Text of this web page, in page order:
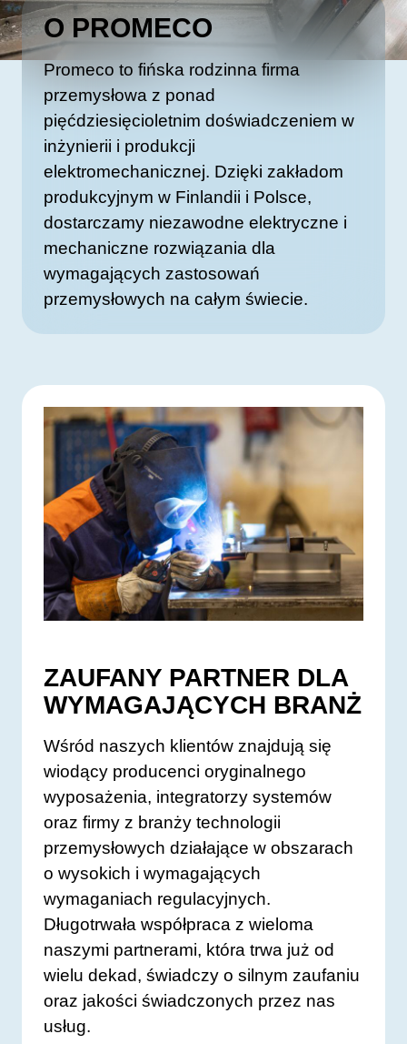
O PROMECO
Promeco to fińska rodzinna firma
przemysłowa z ponad
pięćdziesięcioletnim doświadczeniem w
inżynierii i produkcji
elektromechanicznej. Dzięki zakładom
produkcyjnym w Finlandii i Polsce,
dostarczamy niezawodne elektryczne i
mechaniczne rozwiązania dla
wymagających zastosowań
przemysłowych na całym świecie.
ZAUFANY PARTNER DLA
WYMAGAJĄCYCH BRANŻ
Wśród naszych klientów znajdują się
wiodący producenci oryginalnego
wyposażenia, integratorzy systemów
oraz firmy z branży technologii
przemysłowych działające w obszarach
o wysokich i wymagających
wymaganiach regulacyjnych.
Długotrwała współpraca z wieloma
naszymi partnerami, która trwa już od
wielu dekad, świadczy o silnym zaufaniu
oraz jakości świadczonych przez nas
usług.